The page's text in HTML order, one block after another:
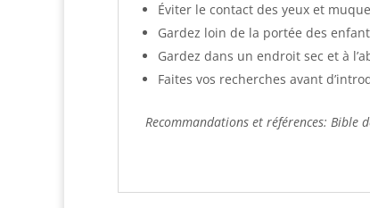
Éviter le contact des yeux et
Gardez loin de la portée des
Gardez dans un endroit sec et à
Faites vos recherches avant
Recommandations et références: Bible